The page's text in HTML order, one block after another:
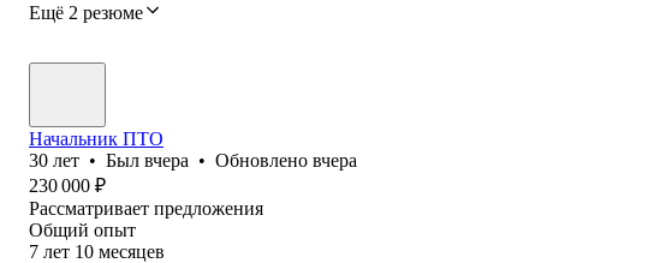
Ещё 2 резюме
Начальник ПТО
30 лет • Был вчера • Обновлено вчера
230 000 ₽
Рассматривает предложения
Общий опыт
7 лет 10 месяцев